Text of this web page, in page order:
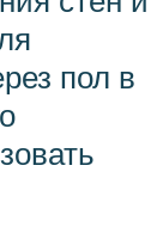
пол в